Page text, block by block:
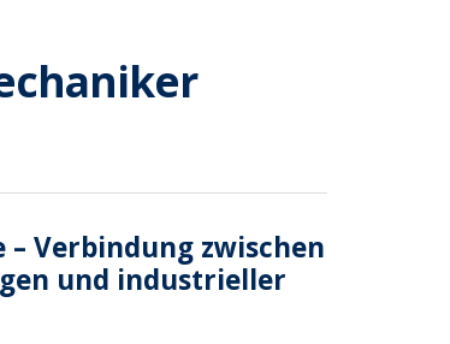
Verbindung zwischen
und industrieller